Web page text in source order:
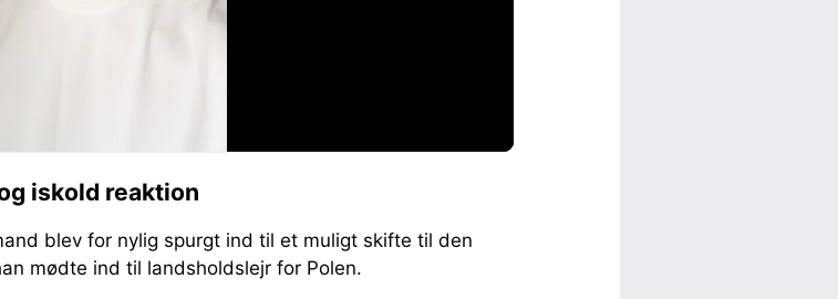
iskold reaktion
blev for nylig spurgt ind til et muligt skifte til den
mødte ind til landsholdslejr for Polen.